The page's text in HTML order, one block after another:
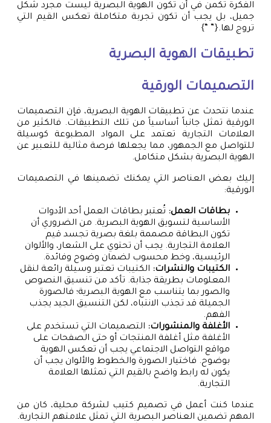
الفكرة تكمن في أن تكون الهوية البصرية ليست مجرد شكل
جميل، بل يجب أن تكون تجربة متكاملة تعكس القيم التي
تروج لها.{” “}
تطبيقات الهوية البصرية
التصميمات الورقية
عندما نتحدث عن تطبيقات الهوية البصرية، فإن التصميمات
الورقية تمثل جانباً أساسياً من تلك التطبيقات. فالكثير من
العلامات التجارية تعتمد على المواد المطبوعة كوسيلة
للتواصل مع الجمهور، مما يجعلها فرصة مثالية للتعبير عن
الهوية البصرية بشكل متكامل.
إليك بعض العناصر التي يمكنك تضمينها في التصميمات
الورقية:
بطاقات العمل: تُعتبر بطاقات العمل أحد الأدوات
الأساسية لتسويق الهوية البصرية. من الضروري أن
تكون البطاقة مصممة بلغة بصرية تجسد قيم
العلامة التجارية. يجب أن تحتوي على الشعار، والألوان
الرئيسية، وخط محسوب لضمان وضوح وفائدة.
الكتيبات والنشرات: الكتيبات تعتبر وسيلة رائعة لنقل
المعلومات بطريقة جذابة. تأكد من تنسيق النصوص
والصور بما يتناسب مع الهوية البصرية؛ فالصورة
الجميلة قد تجذب الانتباه، لكن التنسيق الجيد يجذب
الفهم.
الأغلفة والمنشورات: التصميمات التي تستخدم على
الأغلفة مثل أغلفة المنتجات أو حتى الصفحات على
مواقع التواصل الاجتماعي يجب أن تعكس الهوية
بوضوح. فاختيار الصورة والخطوط والألوان يجب أن
يكون له رابط واضح بالقيم التي تمثلها العلامة
التجارية.
عندما كنت أعمل في تصميم كتيب لشركة محلية، كان من
المهم تضمين العناصر البصرية التي تمثل علامتهم التجارية.